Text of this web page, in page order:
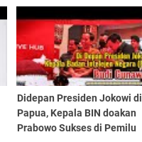
Didepan Presiden Jokowi di
Papua, Kepala BIN doakan
Prabowo Sukses di Pemilu